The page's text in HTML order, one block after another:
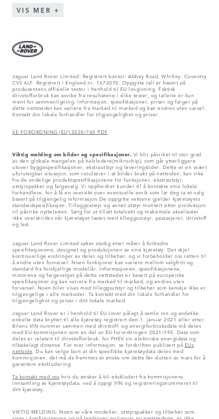
VIS MER
Jaguar Land Rover Limited: Registrert kontor: Abbey Road, Whitley, Coventry
CV3 4LF. Registrert i England nr. 1672070. Oppgitte tall er basert på
produsentens offisielle tester i henhold til EU-lovgivning. Faktisk
drivstofforbruk kan avvike fra resultatene i slike tester, og tallene er kun
ment for sammenligning. Informasjon, spesifikasjoner, priser og farger på
dette nettstedet kan variere fra marked til marked og kan endres uten varsel.
Kontakt din lokale forhandler for tilgjengelighet og priser.
SE FORORDNING (EU) 2020/740 PDF
Viktig melding om bilder og spesifikasjoner. Vi blir påvirket til stor grad
av den globale mangelen på halvledere(mikrochip), som går ytterliggere
utover byggespesifikasjoner, ekstrautstyr og leveringstider. Dette er en svært
uforutsigbar situasjon, som resulterer i at bilder brukt på nettsiden, kan vike
fra de endelige produktspesifikasjonene for funksjoner, ekstrautstyr,
utstyrspakker og fargevalg. Vi oppfordrer kunder til å kontakte sine lokale
forhandlere, for å få en oversikt over eventuelle avvik som lar deg ta et valg
basert på tilgjengelig informasjon.De oppgitte vektene gjelder kjøretøyets
standardspesifikasjon. Tilleggsutstyr og annet utstyr montert etter produksjon
vil påvirke nyttelasten. Sørg for at tillatt totalvekt og maksimale aksellaster
ikke overskrides når kjøretøyet lastes med tilleggsutstyr, passasjerer, drivstoff
og last.
Jaguar Land Rover Limited søker stadig etter måter å forbedre
spesifikasjonene, designet og produksjonen av sine kjøretøy. Det skjer
kontinuerlige endringer av deler og tilbehør, og vi forbeholder oss retten til
å endre uten forvarsel. Noen funksjoner kan variere mellom valgfritt og
standard fra forskjellige modellår. Informasjonen, spesifikasjonene,
motorene og fargevalget på dette nettstedet er basert på europeiske
spesifikasjoner og kan variere fra marked til marked, og endres uten
forvarsel. Noen biler vises med tilleggsutstyr og tilbehør som kanskje ikke er
tilgjengelige i alle markeder. Ta kontakt med din lokale forhandler for
tilgjengelighet og priser i ditt lokale marked.
Jaguar Land Rover er i henhold til EU-lover pålagt å samle inn og avdekke
enkelte data knyttet til alle kjøretøy registrert den 1. januar 2021 eller etter.
Bilens VIN-nummer sammen med drivstoff- og energiforbruksdata må deles
med EU-kommisjonen som en del av EU-forordningen 2021/392. Data som
deles er relatert til drivstofforbruk, for PHEV sin elektriske energidata og
tilbakelagt distanse. For mer informasjon, se forskriften publisert på EUs
nettside . Du kan velge bort at din spesifikke kjøretøydata deles med
kommisjonen, det må da fremmes et ønske om dette før slutten av mars for å
garantere ekskludering.
Ta kontakt med oss hvis du ønsker å bli ekskludert fra kommisjonens
innsamling av kjøretøydata, ved å oppgi VIN og registreringsnummeret til
ditt kjøretøy.
VIKTIG MELDING: Noen av våre modeller, utstyrspakker og tilbehør som